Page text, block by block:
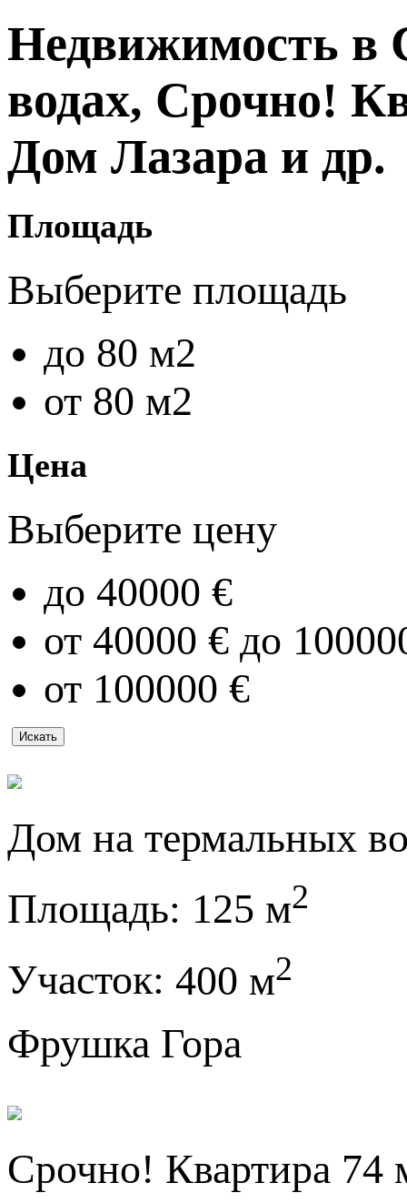
Недвижимость в
водах, Срочно!
Дом Лазара и др.
Площадь
Выберите площадь
до 80 м2
от 80 м2
Цена
Выберите цену
до 40000 €
от 40000 € до
от 100000 €
Дом на термальных
Площадь: 125 м2
Участок: 400 м2
Фрушка Гора
Срочно! Квартира 74